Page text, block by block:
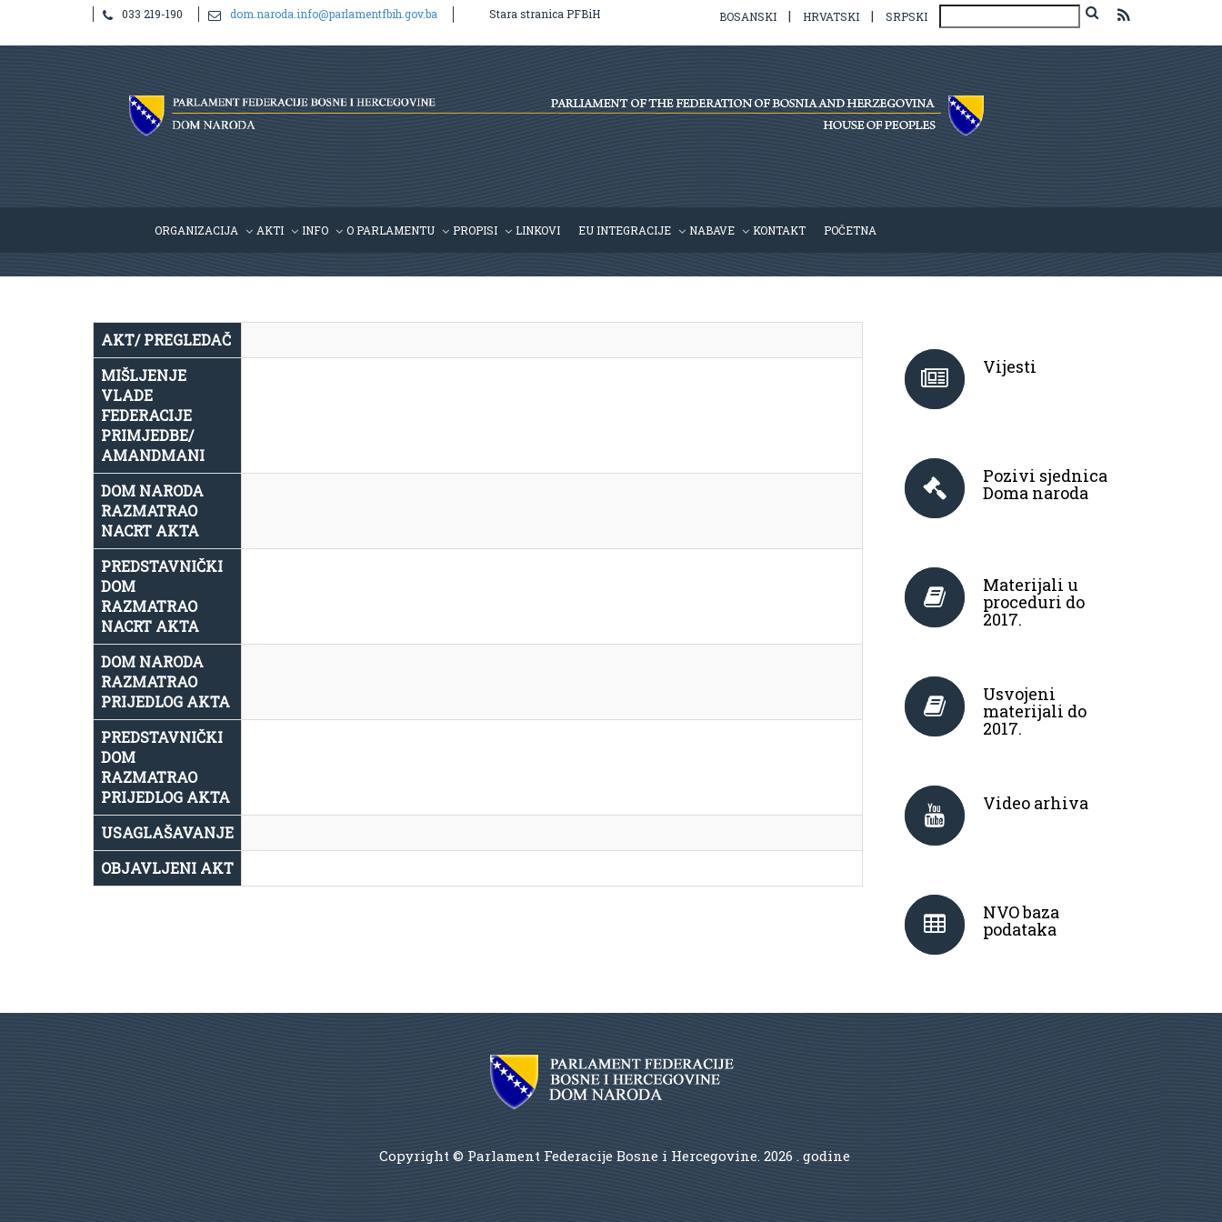
: Undefined index: idHR in/home/parlame2/public_html/v2/hr/propis.php
033 219-190 dom.naroda.info@parlamentfbih.gov.ba Stara stranica PFBiH BOSANSKI | HRVATSKI | SRPSKI
ORGANIZACIJA AKTI INFO O PARLAMENTU PROPISI LINKOVI EU INTEGRACIJE NABAVE KONTAKT POČETNA
AKT/ PREGLEDAČ
MIŠLJENJE
VLADE
FEDERACIJE
PRIMJEDBE/
AMANDMANI
DOM NARODA
RAZMATRAO
NACRT AKTA
PREDSTAVNIČKI
DOM
RAZMATRAO
NACRT AKTA
DOM NARODA
RAZMATRAO
PRIJEDLOG AKTA
PREDSTAVNIČKI
DOM
RAZMATRAO
PRIJEDLOG AKTA
USAGLAŠAVANJE
OBJAVLJENI AKT
Vijesti
Pozivi sjednica
Doma naroda
Materijali u
proceduri do
2017.
Usvojeni
materijali do
2017.
Video arhiva
NVO baza
podataka
Copyright © Parlament Federacije Bosne i Hercegovine. 2026 . godine